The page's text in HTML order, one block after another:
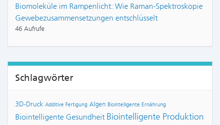
Biomoleküle im Rampenlicht: Wie Raman-Spektroskopie
Gewebezusammensetzungen entschlüsselt
46 Aufrufe
Schlagwörter
3D-Druck Additive Fertigung Algen Biointelligente Ernährung
Biointelligente Gesundheit Biointelligente Produktion